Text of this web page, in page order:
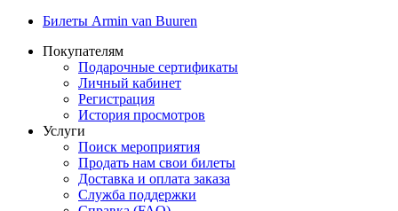
Билеты Armin van Buuren
Покупателям
Подарочные сертификаты
Личный кабинет
Регистрация
История просмотров
Услуги
Поиск мероприятия
Продать нам свои билеты
Доставка и оплата заказа
Служба поддержки